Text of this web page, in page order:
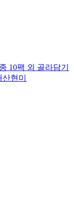
10팩 외 골라담기
산현미